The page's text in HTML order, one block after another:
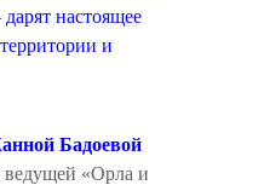
настоящее
и
Бадоевой
ведущей «Орла и